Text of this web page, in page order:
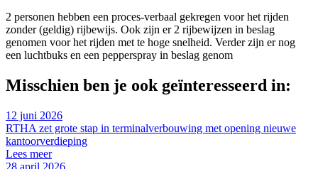
2 personen hebben een proces-verbaal gekregen voor het rijden
zonder (geldig) rijbewijs. Ook zijn er 2 rijbewijzen in beslag
genomen voor het rijden met te hoge snelheid. Verder zijn er nog
een luchtbuks en een pepperspray in beslag genom
Misschien ben je ook geïnteresseerd in:
12 juni 2026
RTHA zet grote stap in terminalverbouwing met opening nieuwe
kantoorverdieping
Lees meer
28 april 2026